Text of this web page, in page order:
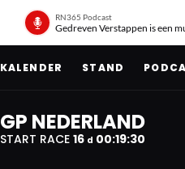
RN365 Podcast
Gedreven Verstappen is een
KALENDER STAND
GP NEDERLAND
START RACE 16 d 00:19:29